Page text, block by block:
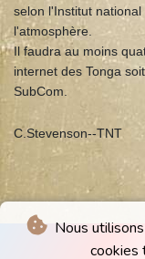
Nous
cookies
selon l'Institut
l'atmosphère.
Il faudra au moins
internet des Tonga
SubCom.
C.Stevenson--TNT